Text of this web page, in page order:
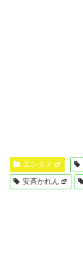
エンタメ
安斉かれん